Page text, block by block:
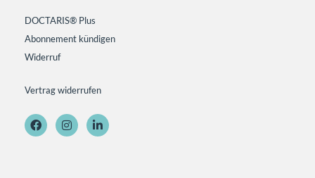
DOCTARIS® Plus
Abonnement kündigen
Widerruf
Vertrag widerrufen